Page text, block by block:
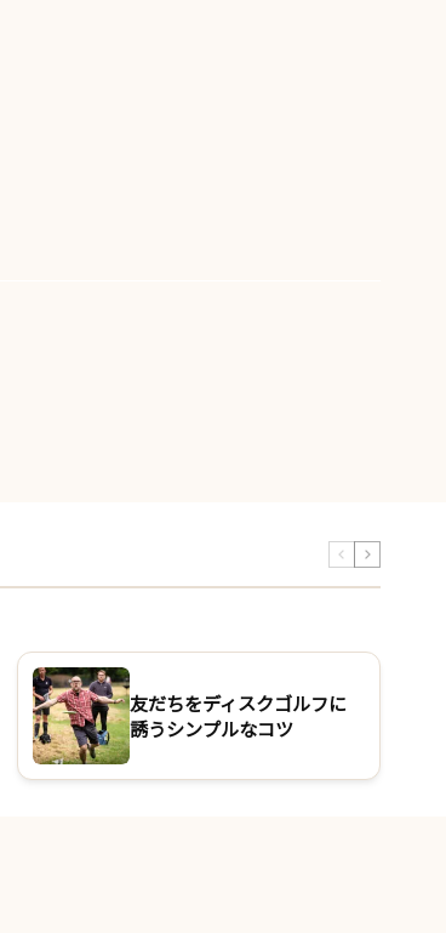
友だちをディスクゴルフに
誘うシンプルなコツ